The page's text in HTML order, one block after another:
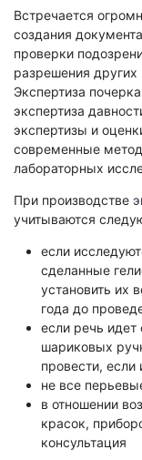
Компьютерно-
Экспертиза
Пожарно-
Экологическая
Физико-
Экспертиза
Юридико-
Юридическая
Исследования
Комплексная
Заключение
Приемка
Экспертиза
Экспериза
Экспертиза
Физико-
Встречается
создания
проверки
разрешения
Экспертиза
экспертиза
экспертизы и
современные
лабораторных
При производстве
учитываются
если
сделанные
установить их
года до
если речь
шариковых
провести, если
не все
в отношении
красок,